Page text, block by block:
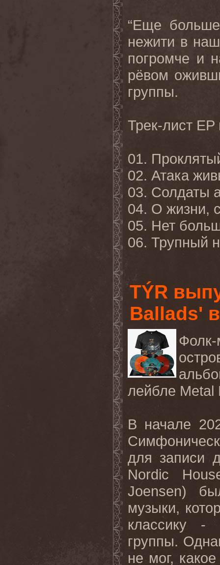
“Еще
нежити в
погромче и
рёвом
группы.
Трек-лист
01.
02. Атака
03. Солдаты
04. О жизни,
05. Нет
06. Трупный
TÝR
Ballads'
лейбле Metal
В начале
для записи
Nordic
Joensen)
музыки,
классику -
группы.
не мог,